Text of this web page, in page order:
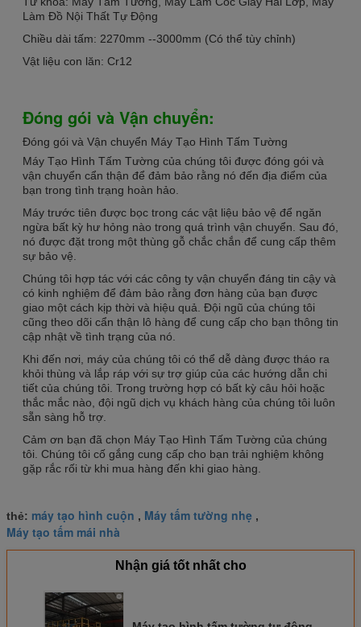
Làm Đồ Nội Thất Tự Động
Chiều dài tấm: 2270mm --3000mm (Có thể tùy chỉnh)
Vật liệu con lăn: Cr12
Đóng gói và Vận chuyển:
Đóng gói và Vận chuyển Máy Tạo Hình Tấm Tường
Máy Tạo Hình Tấm Tường của chúng tôi được đóng gói và
vận chuyển cẩn thận để đảm bảo rằng nó đến địa điểm của
bạn trong tình trạng hoàn hảo.
Máy trước tiên được bọc trong các vật liệu bảo vệ để ngăn
ngừa bất kỳ hư hỏng nào trong quá trình vận chuyển. Sau đó,
nó được đặt trong một thùng gỗ chắc chắn để cung cấp thêm
sự bảo vệ.
Chúng tôi hợp tác với các công ty vận chuyển đáng tin cậy và
có kinh nghiệm để đảm bảo rằng đơn hàng của bạn được
giao một cách kịp thời và hiệu quả. Đội ngũ của chúng tôi
cũng theo dõi cẩn thận lô hàng để cung cấp cho bạn thông tin
cập nhật về tình trạng của nó.
Khi đến nơi, máy của chúng tôi có thể dễ dàng được tháo ra
khỏi thùng và lắp ráp với sự trợ giúp của các hướng dẫn chi
tiết của chúng tôi. Trong trường hợp có bất kỳ câu hỏi hoặc
thắc mắc nào, đội ngũ dịch vụ khách hàng của chúng tôi luôn
sẵn sàng hỗ trợ.
Cảm ơn bạn đã chọn Máy Tạo Hình Tấm Tường của chúng
tôi. Chúng tôi cố gắng cung cấp cho bạn trải nghiệm không
gặp rắc rối từ khi mua hàng đến khi giao hàng.
thẻ: máy tạo hình cuộn , Máy tấm tường nhẹ ,
Máy tạo tấm mái nhà
Nhận giá tốt nhất cho